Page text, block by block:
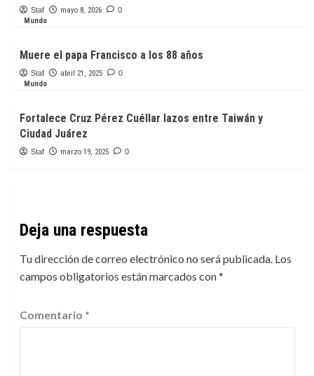
Staf mayo 8, 2026 0
Mundo
Muere el papa Francisco a los 88 años
Staf abril 21, 2025 0
Mundo
Fortalece Cruz Pérez Cuéllar lazos entre Taiwán y
Ciudad Juárez
Staf marzo 19, 2025 0
Deja una respuesta
Tu dirección de correo electrónico no será publicada. Los
campos obligatorios están marcados con*
Comentario *